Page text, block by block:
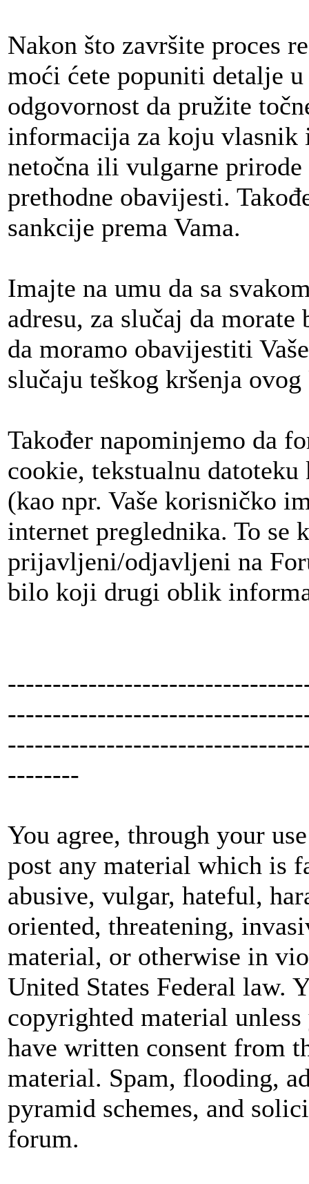
Nakon što završite proces
moći ćete popuniti detalje
odgovornost da pružite
informacija za koju
netočna ili vulgarne
prethodne obavijesti.
sankcije prema Vama.
Imajte na umu da sa
adresu, za slučaj da
da moramo obavijestiti
slučaju teškog kršenja
Također napominjemo da
cookie, tekstualnu
(kao npr. Vaše korisničko
internet preglednika. To se
prijavljeni/odjavljeni na
bilo koji drugi oblik
--------
You agree, through your
post any material which is
abusive, vulgar, hateful,
oriented, threatening,
material, or otherwise in
United States Federal law.
copyrighted material
have written consent from
material. Spam, flooding,
pyramid schemes, and
forum.